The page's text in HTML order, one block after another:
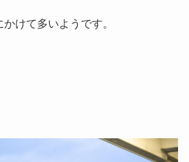
けて多いようです。